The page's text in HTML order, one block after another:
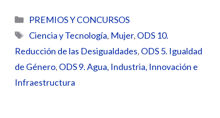
Categorías
PREMIOS Y CONCURSOS
Etiquetas
Ciencia y Tecnología, Mujer, ODS 10.
Reducción de las Desigualdades, ODS 5. Igualdad
de Género, ODS 9. Agua, Industria, Innovación e
Infraestructura